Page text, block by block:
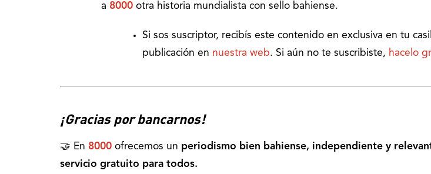
a 8000 otra historia mundialista con sello bahiense.
Si sos suscriptor, recibís este contenido en exclusiva en tu
publicación en nuestra web. Si aún no te suscribiste, hacelo
¡Gracias por bancarnos!
🤝 En 8000 ofrecemos un periodismo bien bahiense, independiente y
servicio gratuito para todos.